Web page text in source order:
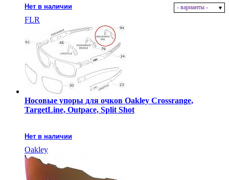
Нет в наличии - варианты -
FLR
Носовые упоры для очков Oakley Crossrange,
TargetLine, Outpace, Split Shot
Нет в наличии
Oakley